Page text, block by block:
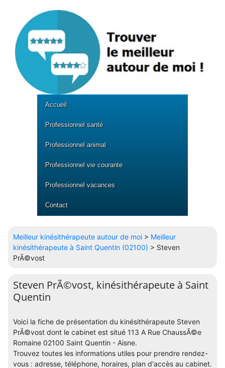
Accueil
Professionnel santé
Professionnel animal
Professionnel vie courante
Professionnel vacances
Contact
Meilleur kinésithérapeute autour de moi > Meilleur
kinésithérapeute à Saint Quentin (02100) > Steven
PrÃ©vost
Steven PrÃ©vost, kinésithérapeute à Saint
Quentin
Voici la fiche de présentation du kinésithérapeute Steven
PrÃ©vost dont le cabinet est situé 113 A Rue ChaussÃ©e
Romaine 02100 Saint Quentin - Aisne.
Trouvez toutes les informations utiles pour prendre rendez-
vous : adresse, téléphone, horaires, plan d'accès au cabinet.